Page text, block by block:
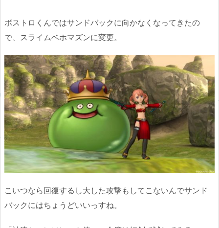
ボストロくんではサンドバックに向かなくなってきたの
で、スライムベホマズンに変更。
こいつなら回復するし大した攻撃もしてこないんでサンド
バックにはちょうどいいっすね。